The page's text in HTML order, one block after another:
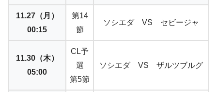
11.27（月）
00:15
第14
節
ソシエダ VS セビージャ
11.30（木）
05:00
CL予
選
第5節
ソシエダ VS ザルツブルグ